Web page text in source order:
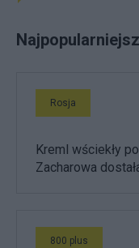
Rosja
Kreml wściekły
Zacharowa
800 plus